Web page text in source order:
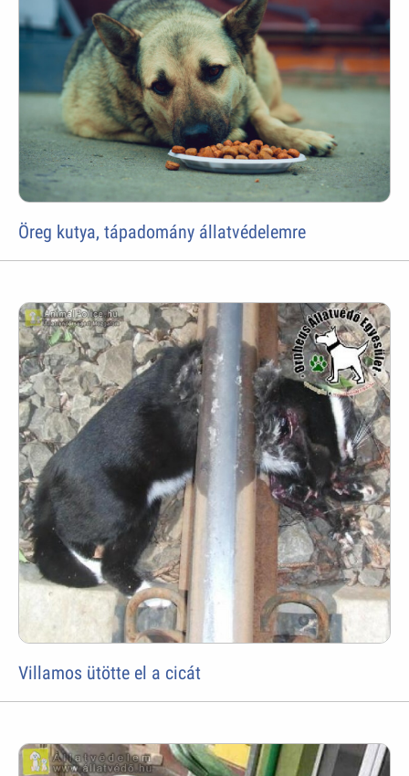
Öreg kutya, tápadomány állatvédelemre
Villamos ütötte el a cicát